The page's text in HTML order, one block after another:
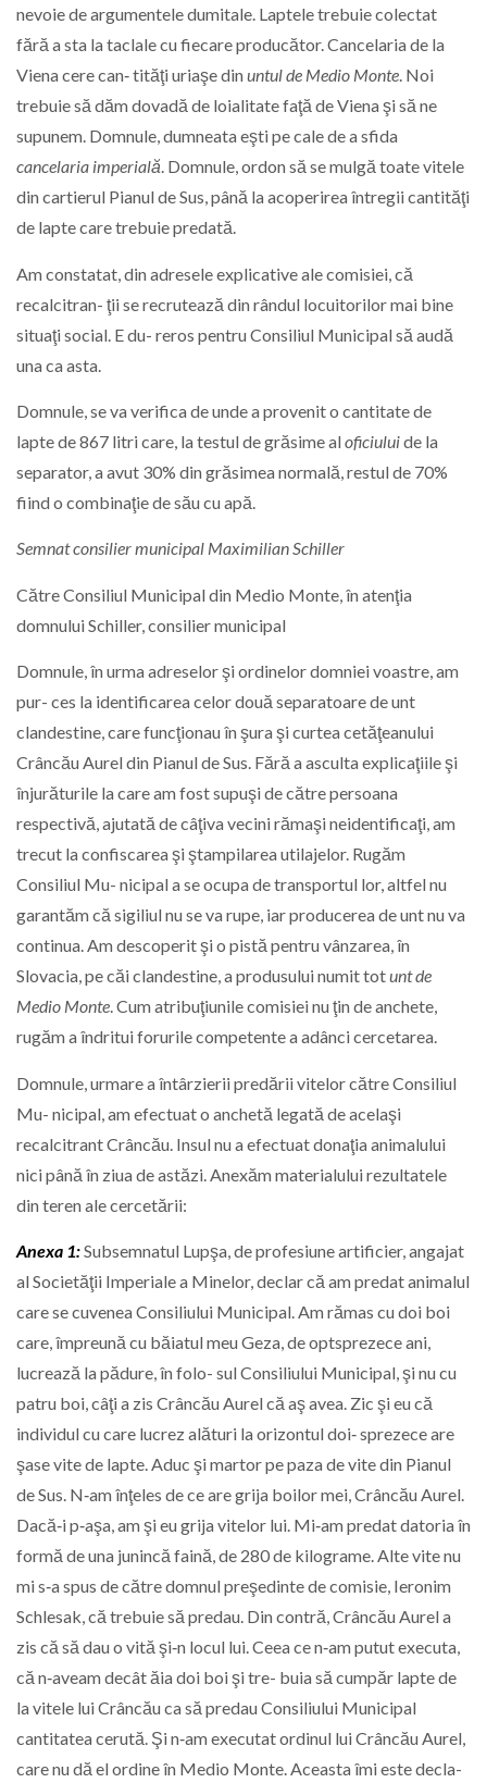
nevoie de argumentele dumitale. Laptele trebuie colectat
fără a sta la taclale cu fiecare producător. Cancelaria de la
Viena cere can‑ tităţi uriaşe dinuntul de Medio Monte. Noi
trebuie să dăm dovadă de loialitate faţă de Viena şi să ne
supunem. Domnule, dumneata eşti pe cale de a sfida
cancelaria imperială. Domnule, ordon să se mulgă toate vitele
din cartierul Pianul de Sus, până la acoperirea întregii cantităţi
de lapte care trebuie predată.
Am constatat, din adresele explicative ale comisiei, că
recalcitran- ţii se recrutează din rândul locuitorilor mai bine
situaţi social. E du- reros pentru Consiliul Municipal să audă
una ca asta.
Domnule, se va verifica de unde a provenit o cantitate de
lapte de 867 litri care, la testul de grăsime aloficiuluide la
separator, a avut 30% din grăsimea normală, restul de 70%
fiind o combinaţie de său cu apă.
Semnat consilier municipal Maximilian Schiller
Către Consiliul Municipal din Medio Monte, în atenţia
domnului Schiller, consilier municipal
Domnule, în urma adreselor şi ordinelor domniei voastre, am
pur- ces la identificarea celor două separatoare de unt
clandestine, care funcţionau în şura şi curtea cetăţeanului
Crâncău Aurel din Pianul de Sus. Fără a asculta explicaţiile şi
înjurăturile la care am fost supuşi de către persoana
respectivă, ajutată de câţiva vecini rămaşi neidentificaţi, am
trecut la confiscarea şi ştampilarea utilajelor. Rugăm
Consiliul Mu- nicipal a se ocupa de transportul lor, altfel nu
garantăm că sigiliul nu se va rupe, iar producerea de unt nu va
continua. Am descoperit şi o pistă pentru vânzarea, în
Slovacia, pe căi clandestine, a produsului numit totunt de
Medio Monte. Cum atribuţiunile comisiei nu ţin de anchete,
rugăm a îndritui forurile competente a adânci cercetarea.
Domnule, urmare a întârzierii predării vitelor către Consiliul
Mu- nicipal, am efectuat o anchetă legată de acelaşi
recalcitrant Crâncău. Insul nu a efectuat donaţia animalului
nici până în ziua de astăzi. Anexăm materialului rezultatele
din teren ale cercetării:
Anexa 1:Subsemnatul Lupşa, de profesiune artificier, angajat
al Societăţii Imperiale a Minelor, declar că am predat animalul
care se cuvenea Consiliului Municipal. Am rămas cu doi boi
care, împreună cu băiatul meu Geza, de optsprezece ani,
lucrează la pădure, în folo- sul Consiliului Municipal, şi nu cu
patru boi, câţi a zis Crâncău Aurel că aş avea. Zic şi eu că
individul cu care lucrez alături la orizontul doi‑ sprezece are
şase vite de lapte. Aduc şi martor pe paza de vite din Pianul
de Sus. N‑am înţeles de ce are grija boilor mei, Crâncău Aurel.
Dacă‑i p‑aşa, am şi eu grija vitelor lui. Mi‑am predat datoria în
formă de una junincă faină, de 280 de kilograme. Alte vite nu
mi s‑a spus de către domnul preşedinte de comisie, Ieronim
Schlesak, că trebuie să predau. Din contră, Crâncău Aurel a
zis că să dau o vită şi‑n locul lui. Ceea ce n‑am putut executa,
că n‑aveam decât ăia doi boi şi tre- buia să cumpăr lapte de
la vitele lui Crâncău ca să predau Consiliului Municipal
cantitatea cerută. Şi n‑am executat ordinul lui Crâncău Aurel,
care nu dă el ordine în Medio Monte. Aceasta îmi este decla-